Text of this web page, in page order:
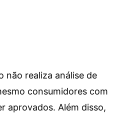
não realiza análise de
consumidores com
aprovados. Além disso,